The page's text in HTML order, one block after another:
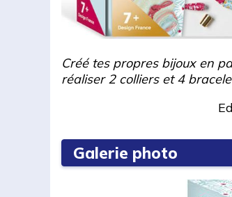
Créé tes propres bijoux en
réaliser 2 colliers et 4
Galerie photo